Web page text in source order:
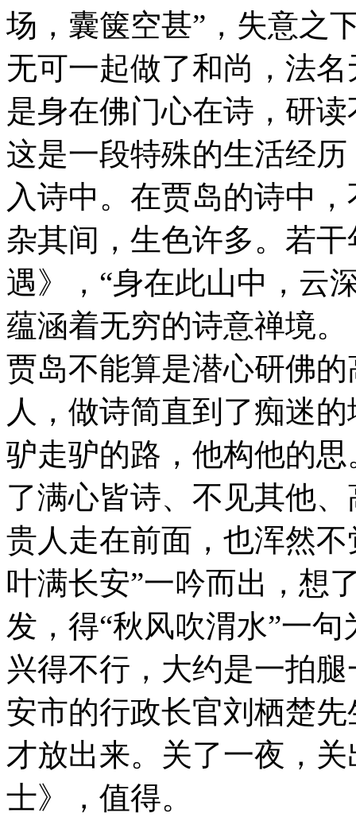
场，囊箧空甚”，失意之
无可一起做了和尚，法
是身在佛门心在诗，研
这是一段特殊的生活经
入诗中。在贾岛的诗中
杂其间，生色许多。若
遇》，“身在此山中，云
蕴涵着无穷的诗意禅境。
贾岛不能算是潜心研佛
人，做诗简直到了痴迷
驴走驴的路，他构他的
了满心皆诗、不见其他
贵人走在前面，也浑然
叶满长安”一吟而出，想
发，得“秋风吹渭水”一
兴得不行，大约是一拍
安市的行政长官刘栖楚
才放出来。关了一夜，
士》，值得。